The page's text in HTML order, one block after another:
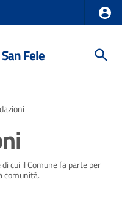
Fele
cui il Comune fa parte per
comunità.